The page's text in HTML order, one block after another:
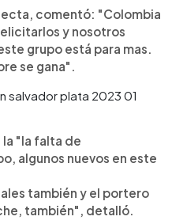
comentó: "Colombia
y nosotros
grupo está para mas.
se gana".
"la falta de
algunos nuevos en este
también y el portero
también", detalló.